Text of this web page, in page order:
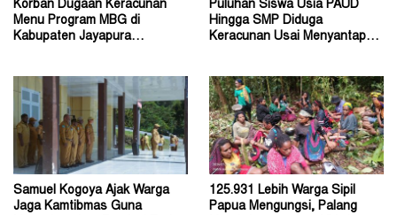
Korban Dugaan Keracunan
Menu Program MBG di
Kabupaten Jayapura
Puluhan Siswa Usia PAUD
Hingga SMP Diduga
Keracunan Usai Menyantap
Samuel Kogoya Ajak Warga
Jaga Kamtibmas Guna
125.931 Lebih Warga Sipil
Papua Mengungsi, Palang